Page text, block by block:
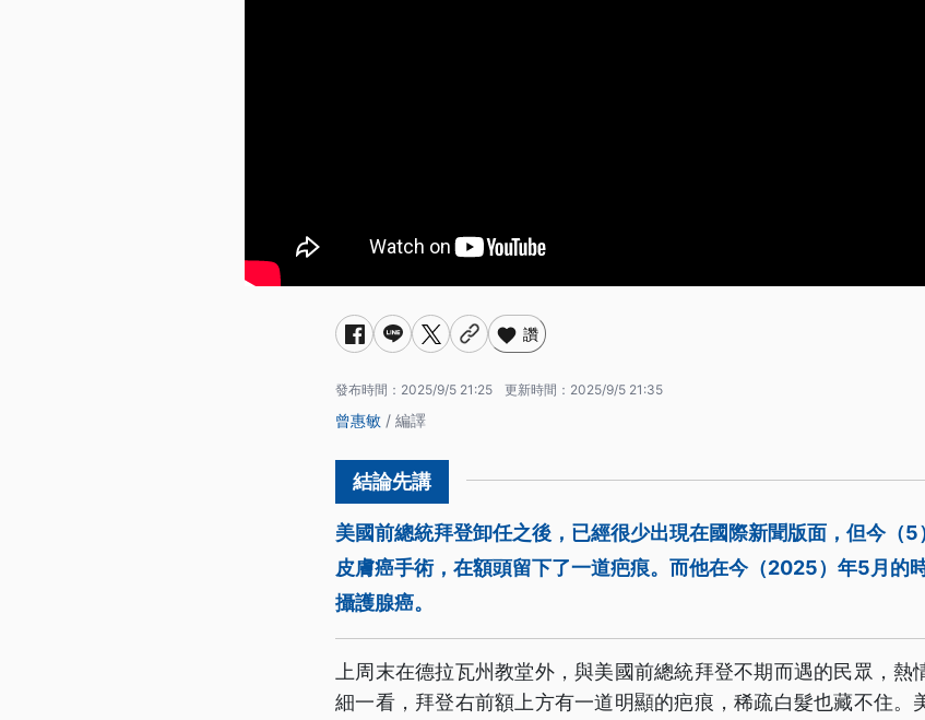
讚
發布時間： 2025/9/5 21:25 更新時間： 2025/9/5 21:35
曾惠敏 / 編譯
美國前總統拜登卸任之後，已經很少出現在國際新聞版面，但今（
皮膚癌手術，在額頭留下了一道疤痕。而他在今（2025）年5月的
攝護腺癌。
上周末在德拉瓦州教堂外，與美國前總統拜登不期而遇的民眾，熱
細一看，拜登右前額上方有一道明顯的疤痕，稀疏白髮也藏不住。